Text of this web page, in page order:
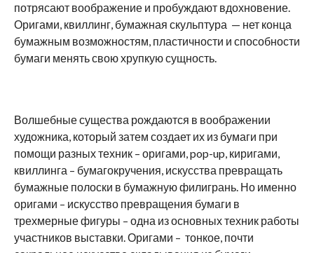
потрясают воображение и пробуждают вдохновение.
Оригами, квиллинг, бумажная скульптура — нет конца
бумажным возможностям, пластичности и способности
бумаги менять свою хрупкую сущность.
Волшебные существа рождаются в воображении
художника, который затем создает их из бумаги при
помощи разных техник – оригами, pop-up, киригами,
квиллинга – бумагокручения, искусства превращать
бумажные полоски в бумажную филигрань. Но именно
оригами – искусство превращения бумаги в
трехмерные фигуры – одна из основных техник работы
участников выставки. Оригами – тонкое, почти